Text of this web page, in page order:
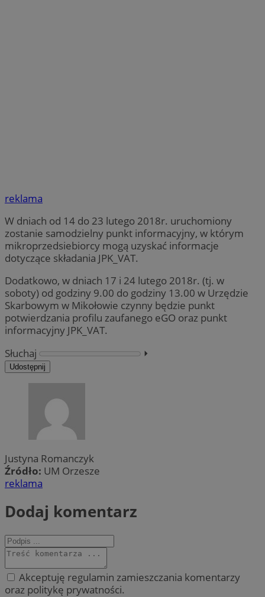
reklama
W dniach od 14 do 23 lutego 2018r. uruchomiony
zostanie samodzielny punkt informacyjny, w którym
mikroprzedsiebiorcy mogą uzyskać informacje
dotyczące składania JPK_VAT.
Dodatkowo, w dniach 17 i 24 lutego 2018r. (tj. w
soboty) od godziny 9.00 do godziny 13.00 w Urzędzie
Skarbowym w Mikołowie czynny będzie punkt
potwierdzania profilu zaufanego eGO oraz punkt
informacyjny JPK_VAT.
Słuchaj
⏵︎
Udostępnij
Justyna Romanczyk
Źródło: UM Orzesze
reklama
Dodaj komentarz
Akceptuję regulamin zamieszczania komentarzy
oraz politykę prywatności.